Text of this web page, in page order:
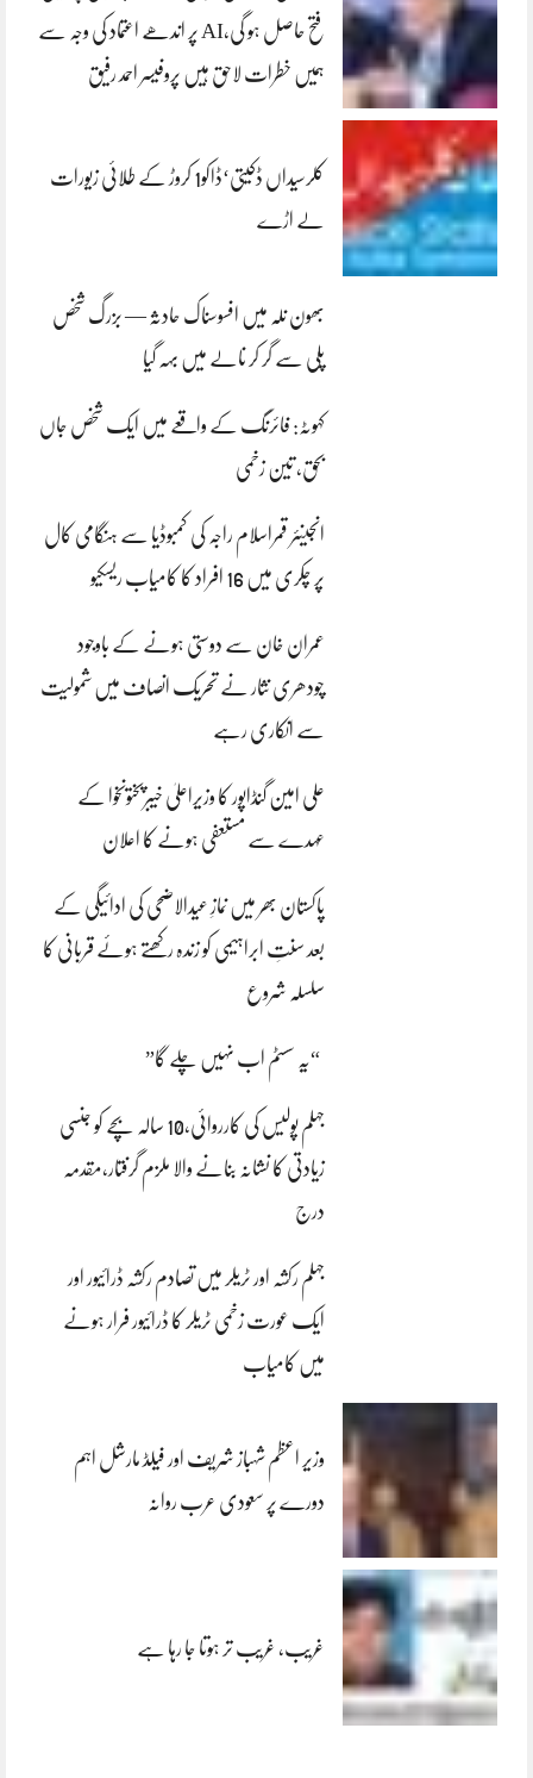
فتح حاصل ہو گی،AI پر اندھے اعتماد کی وجہ سے
ہمیں خطرات لاحق ہیں پروفیسر احمد رفیق
کلرسیداں ڈکیتی‘ڈاکو1 کروڑ کے طلائی زیورات
لے اڑے
بھون نلہ میں افسوسناک حادثہ — بزرگ شخص
پلی سے گر کر نالے میں بہہ گیا
کہوٹہ: فائرنگ کے واقعے میں ایک شخص جاں
بحق، تین زخمی
انجینئر قمراسلام راجہ کی کمبوڈیا سے ہنگامی کال
پر چکری میں 16 افراد کا کامیاب ریسکیو
عمران خان سے دوستی ہونے کے باوجود
چودھری نثار نے تحریک انصاف میں شمولیت
سے انکاری رہے
علی امین گنڈاپور کا وزیراعلیٰ خیبرپختونخوا کے
عہدے سے مستعفی ہونے کا اعلان
پاکستان بھر میں نمازِ عیدالاضحی کی ادائیگی کے
بعد سنتِ ابراہیمی کو زندہ رکھتے ہوئے قربانی کا
سلسلہ شروع
“یہ سسٹم اب نہیں چلے گا”
جہلم پولیس کی کارروائی،10 سالہ بچے کو جنسی
زیادتی کا نشانہ بنانے والا ملزم گرفتار،مقدمہ
درج
جہلم رکشہ اور ٹریلر میں تصادم رکشہ ڈرائیور اور
ایک عورت زخمی ٹریلر کا ڈرائیور فرار ہونے
میں کامیاب
وزیر اعظم شہباز شریف اور فیلڈ مارشل اہم
دورے پر سعودی عرب روانہ
غریب، غریب تر ہوتا جا رہا ہے